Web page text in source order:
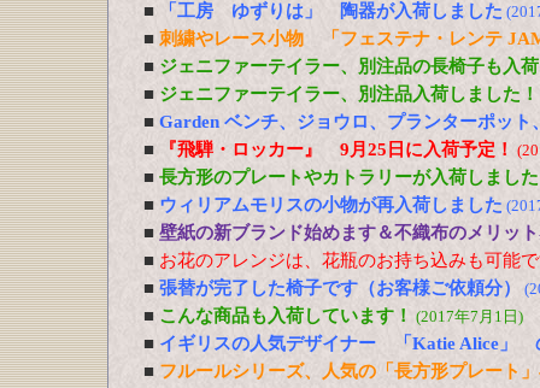
■ 「工房 ゆずりは」 陶器が入荷しました
■ 刺繍やレース小物 「フェステナ・レンテ
■ ジェニファーテイラー、別注品の長椅子も入
■ ジェニファーテイラー、別注品入荷しました！
■ Garden ベンチ、ジョウロ、プランターポット
■
『飛騨・ロッカー』 9月25日に入荷予定！
■ 長方形のプレートやカトラリーが入荷しました
■ ウィリアムモリスの小物が再入荷しました
■ 壁紙の新ブランド始めます＆不織布のメリッ
■ お花のアレンジは、花瓶のお持ち込みも可能
■ 張替が完了した椅子です（お客様ご依頼分）
■ こんな商品も入荷しています！ (2017年7月1日)
■ イギリスの人気デザイナー 「Katie Alice」
■ フルールシリーズ、人気の「長方形プレート